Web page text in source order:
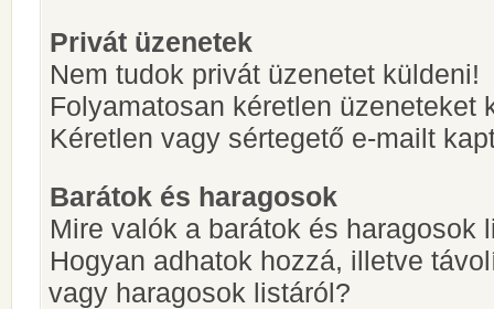
Privát üzenetek
Nem tudok privát üzenetet küldeni!
Folyamatosan kéretlen üzeneteket
Kéretlen vagy sértegető e-mailt
Barátok és haragosok
Mire valók a barátok és haragosok
Hogyan adhatok hozzá, illetve
vagy haragosok listáról?